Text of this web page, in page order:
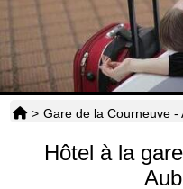
> Gare de la Courneuve -
Hôtel à la